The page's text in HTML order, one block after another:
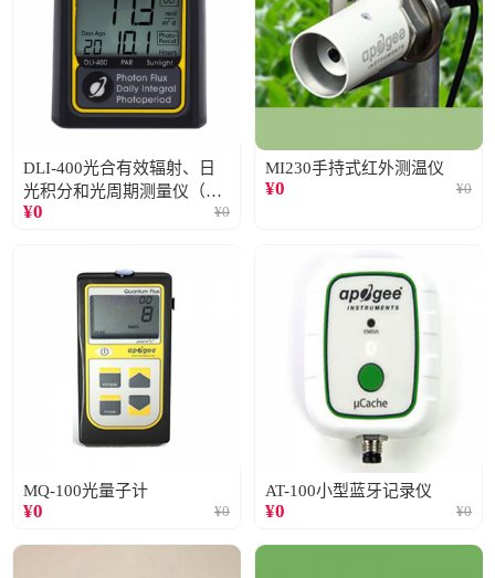
DLI-400光合有效辐射、日
光积分和光周期测量仪（仅
阳光）
¥0 ¥0
MI230手持式红外测温仪
¥0 ¥0
MQ-100光量子计
¥0 ¥0
AT-100小型蓝牙记录仪
¥0 ¥0